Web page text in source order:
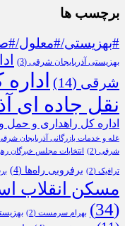
برچسب ها
#بهزیستی/#معلول/
بهزیستی آذربایجان شرقی (3)
شرقی (14)
نقل جاده ای
اداره کل راهداری و حمل
غله و خدمات بازرگانی آذربایجان
شرقی (2) انتخابات مجلس خبرگان
ترافیک (2) برفروبی راه‌ها (4)
مسکن انقلاب
(34)
بهرام سرمست (2)